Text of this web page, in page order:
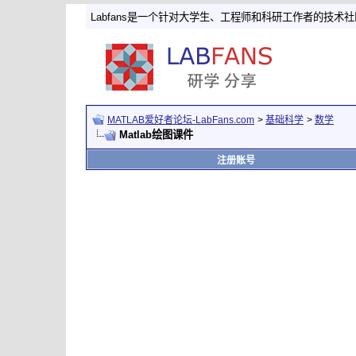
Labfans是一个针对大学生、工程师和科研工作者的技术社
MATLAB爱好者论坛-LabFans.com > 基础科学 > 数学
Matlab绘图课件
注册账号